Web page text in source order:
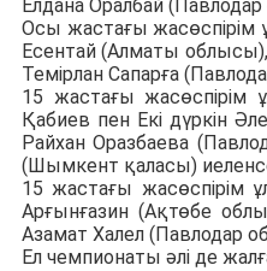
Елдана Оралбай
Осы жастағы жасөспірім
Есентай (Алматы
Темірлан Сапарға
15 жастағы жасөспірім
Қабиев пен Екі дүркін
Райхан Оразбаева
(Шымкент қаласы)
15 жастағы жасөспірім
Арғынғазин (Ақтөбе
Азамат Халел (Павлодар
Ел чемпионаты әлі де